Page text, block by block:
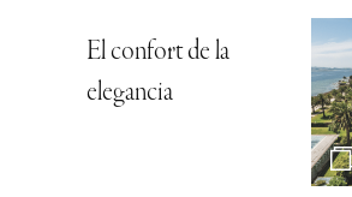
El confort de la
elegancia